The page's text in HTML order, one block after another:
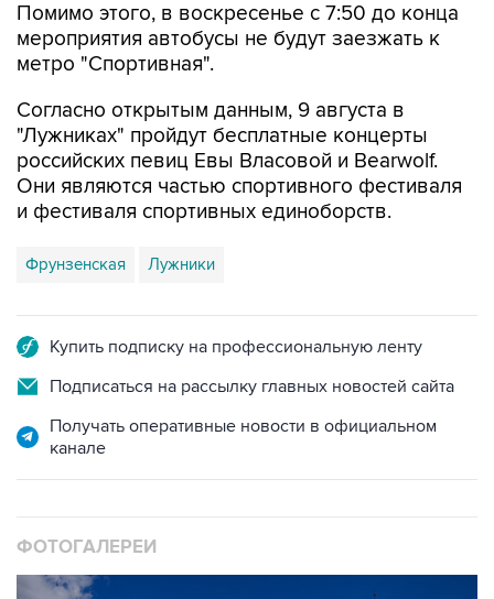
Помимо этого, в воскресенье с 7:50 до конца
мероприятия автобусы не будут заезжать к
метро "Спортивная".
Согласно открытым данным, 9 августа в
"Лужниках" пройдут бесплатные концерты
российских певиц Евы Власовой и Bearwolf.
Они являются частью спортивного фестиваля
и фестиваля спортивных единоборств.
Фрунзенская Лужники
Купить подписку на профессиональную ленту
Подписаться на рассылку главных новостей сайта
Получать оперативные новости в официальном
канале
ФОТОГАЛЕРЕИ